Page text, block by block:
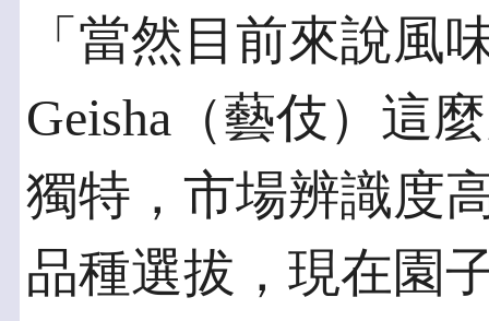
「當然目前來說風
Geisha（藝伎）這
獨特，市場辨識度
品種選拔，現在園